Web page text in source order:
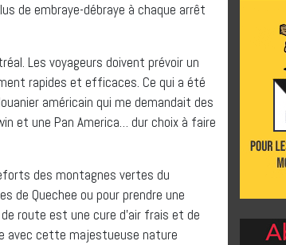
de embraye-débraye à chaque arrêt
Les voyageurs doivent prévoir un
rapides et efficaces. Ce qui a été
américain qui me demandait des
et une Pan America… dur choix à faire
des montagnes vertes du
de Quechee ou pour prendre une
route est une cure d’air frais et de
avec cette majestueuse nature